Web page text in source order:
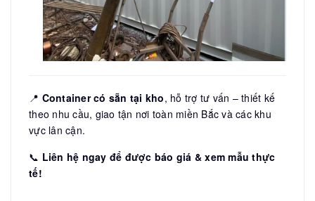
📍 Container có sẵn tại kho, hỗ trợ tư vấn – thiết kế
theo nhu cầu, giao tận nơi toàn miền Bắc và các khu
vực lân cận.
📞 Liên hệ ngay để được báo giá & xem mẫu thực
tế!